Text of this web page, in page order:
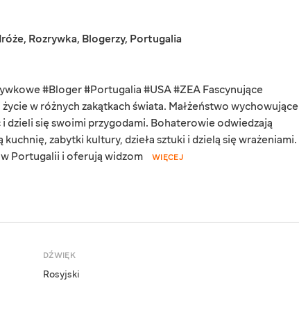
, Rozrywka, Blogerzy, Portugalia
#Bloger #Portugalia #USA #ZEA Fascynujące
w różnych zakątkach świata. Małżeństwo wychowujące
dzieli się swoimi przygodami. Bohaterowie odwiedzają
zabytki kultury, dzieła sztuki i dzielą się wrażeniami.
Portugalii i oferują widzom
WIĘCEJ
DŹWIĘK
Rosyjski